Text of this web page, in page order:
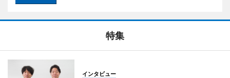
特集
インタビュー